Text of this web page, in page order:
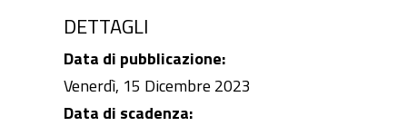
DETTAGLI
Data di pubblicazione:
Venerdì, 15 Dicembre 2023
Data di scadenza: